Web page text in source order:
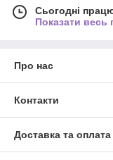
Сьогодні
Показати весь
Про нас
Контакти
Доставка та оплата